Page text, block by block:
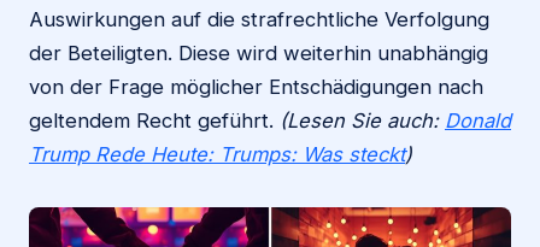
Auswirkungen auf die strafrechtliche Verfolgung
der Beteiligten. Diese wird weiterhin unabhängig
von der Frage möglicher Entschädigungen nach
geltendem Recht geführt. (Lesen Sie auch: Donald
Trump Rede Heute: Trumps: Was steckt)